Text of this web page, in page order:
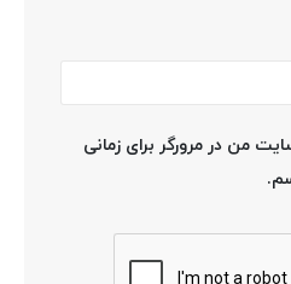
من در مرورگر برای زمانی